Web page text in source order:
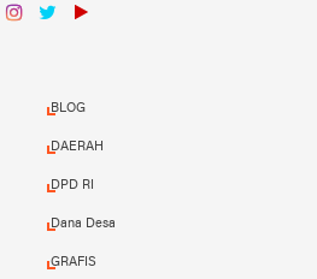
BLOG
DAERAH
DPD RI
Dana Desa
GRAFIS